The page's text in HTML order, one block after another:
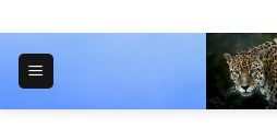
to
content